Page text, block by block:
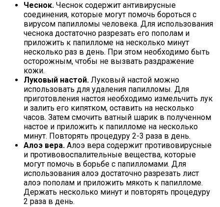
Чеснок. Чеснок содержит антивирусные
соединения, которые могут помочь бороться с
вирусом папилломы человека. Для использования
чеснока достаточно разрезать его пополам и
приложить к папилломе на несколько минут
несколько раз в день. При этом необходимо быть
осторожным, чтобы не вызвать раздражение
кожи.
Луковый настой. Луковый настой можно
использовать для удаления папилломы. Для
приготовления настоя необходимо измельчить лук
и залить его кипятком, оставить на несколько
часов. Затем смочить ватный шарик в полученном
настое и приложить к папилломе на несколько
минут. Повторять процедуру 2-3 раза в день.
Алоэ вера. Алоэ вера содержит противовирусные
и противовоспалительные вещества, которые
могут помочь в борьбе с папилломами. Для
использования алоэ достаточно разрезать лист
алоэ пополам и приложить мякоть к папилломе.
Держать несколько минут и повторять процедуру
2 раза в день.